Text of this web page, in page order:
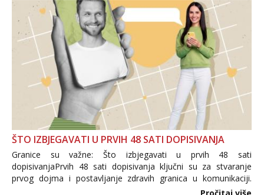
ŠTO IZBJEGAVATI U PRVIH 48 SATI DOPISIVANJA
Granice su važne: Što izbjegavati u prvih 48 sati
dopisivanjaPrvih 48 sati dopisivanja ključni su za stvaranje
prvog dojma i postavljanje zdravih granica u komunikaciji.
Važno je izbjeći prebrzo otkrivanje osobnih ili intimnih